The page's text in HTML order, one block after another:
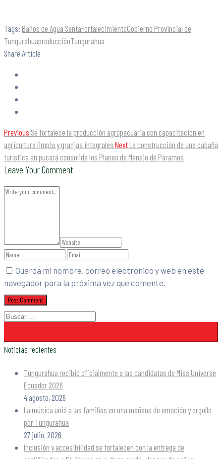
Tags: Baños de Agua SantaFortalecimientoGobierno Provincial de
TungurahuaproducciónTungurahua
Share Article
Previous Se fortalece la producción agropecuaria con capacitación en
agricultura limpia y granjas integrales Next La construcción de una cabaña
turística en pucará consolida los Planes de Manejo de Páramos
Leave Your Comment
Guarda mi nombre, correo electrónico y web en este
navegador para la próxima vez que comente.
Noticias recientes
Tungurahua recibió oficialmente a las candidatas de Miss Universe
Ecuador 2026
4 agosto, 2026
La música unió a las familias en una mañana de emoción y orgullo
por Tungurahua
27 julio, 2026
Inclusión y accesibilidad se fortalecen con la entrega de